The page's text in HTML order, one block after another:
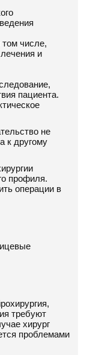
том числе,
и
пациента.
не
к другому
профиля.
операции в
требуют
хирург
проблемами